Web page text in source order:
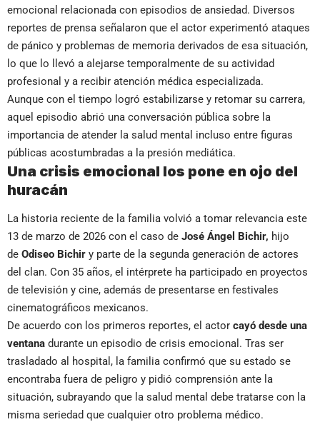
emocional relacionada con episodios de ansiedad. Diversos
reportes de prensa señalaron que el actor experimentó ataques
de pánico y problemas de memoria derivados de esa situación,
lo que lo llevó a alejarse temporalmente de su actividad
profesional y a recibir atención médica especializada.
Aunque con el tiempo logró estabilizarse y retomar su carrera,
aquel episodio abrió una conversación pública sobre la
importancia de atender la salud mental incluso entre figuras
públicas acostumbradas a la presión mediática.
Una crisis emocional los pone en ojo del
huracán
La historia reciente de la familia volvió a tomar relevancia este
13 de marzo de 2026 con el caso de José Ángel Bichir, hijo
de Odiseo Bichir y parte de la segunda generación de actores
del clan. Con 35 años, el intérprete ha participado en proyectos
de televisión y cine, además de presentarse en festivales
cinematográficos mexicanos.
De acuerdo con los primeros reportes, el actor cayó desde una
ventana durante un episodio de crisis emocional. Tras ser
trasladado al hospital, la familia confirmó que su estado se
encontraba fuera de peligro y pidió comprensión ante la
situación, subrayando que la salud mental debe tratarse con la
misma seriedad que cualquier otro problema médico.